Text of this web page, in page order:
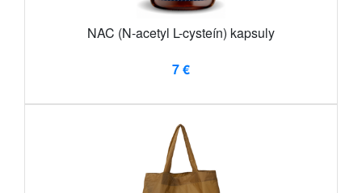
NAC (N-acetyl L-cysteín) kapsuly
7 €